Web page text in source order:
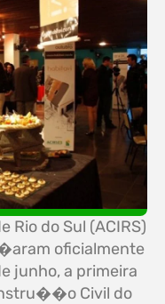
do Sul (ACIRS)
oficialmente
junho, a primeira
Civil do